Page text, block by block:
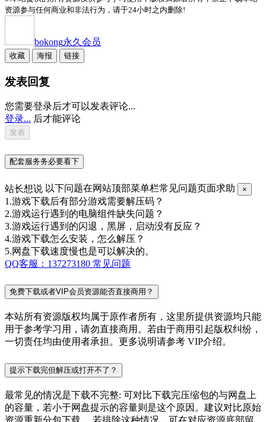
资源参与任何商业和非法行为，请于24小时之内删除!
bokong永久会员
收藏 海报 链接
发表回复
您需要登录后才可以发表评论...
登录... 后才能评论
配套服务务必要看下
站长想说 以下问题在网站顶部菜单栏常见问题页面求助 ×
1.游戏下载后有部分游戏需要解压码？
2.游戏运行遇到的电脑组件缺失问题？
3.游戏运行遇到的闪退，黑屏，启动没有反应？
4.游戏下载怎么安装，怎么解压？
5.网盘下载速度慢也是可以解决的。
QQ客服：137273180 常见问题
免费下载或者VIP会员资源能否直接商用？
本站所有资源版权均属于原作者所有，这里所提供资源均只能
用于参考学习用，请勿直接商用。若由于商用引起版权纠纷，
一切责任均由使用者承担。更多说明请参考 VIP介绍。
提示下载完但解压或打开不了？
最常见的情况是下载不完整: 可对比下载完压缩包的与网盘上
的容量，若小于网盘提示的容量则是这个原因。建议对比原始